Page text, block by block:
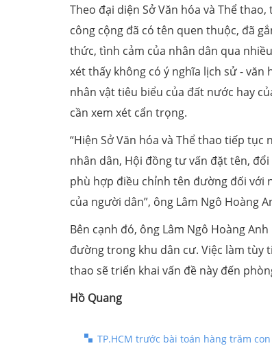
Theo đại diện Sở Văn hóa và Thể
công cộng đã có tên quen thuộc, đã
thức, tình cảm của nhân dân qua
xét thấy không có ý nghĩa lịch sử -
nhân vật tiêu biểu của đất nước hay
cần xem xét cẩn trọng.
“Hiện Sở Văn hóa và Thể thao tiếp
nhân dân, Hội đồng tư vấn đặt tên,
phù hợp điều chỉnh tên đường đối với
của người dân”, ông Lâm Ngô Hoàng
Bên cạnh đó, ông Lâm Ngô Hoàng
đường trong khu dân cư. Việc làm tùy
thao sẽ triển khai vấn đề này đến
Hồ Quang
TP.HCM trước bài toán hàng trăm